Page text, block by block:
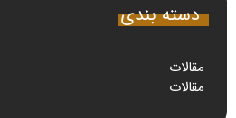
دسته بندی
مقالات
مقالات